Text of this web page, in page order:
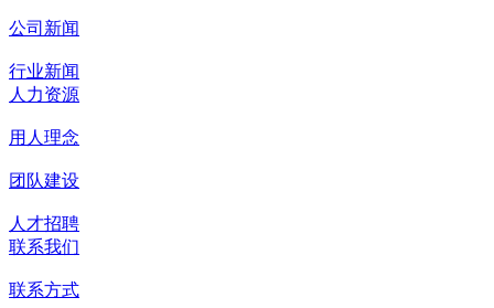
公司新闻
行业新闻
人力资源
用人理念
团队建设
人才招聘
联系我们
联系方式